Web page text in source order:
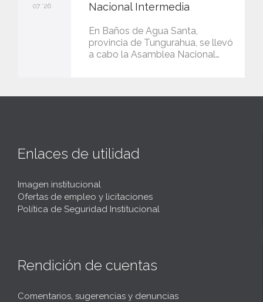
07 '26
Nacional Intermedia
En Baños de Agua Santa,
provincia de Tungurahua, se llevó
a cabo la Asamblea Nacional…
Enlaces de utilidad
Imagen institucional
Ofertas de empleo y licitaciones
Política de Seguridad Institucional
Rendición de cuentas
Comentarios, sugerencias y denuncias